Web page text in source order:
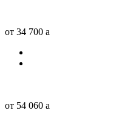
от 34 700 a
от 54 060 a